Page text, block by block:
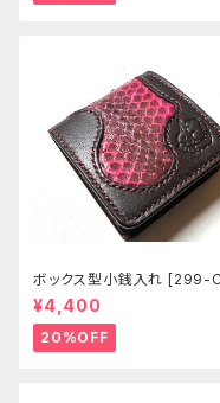
ボックス型小銭入れ [299-
¥4,400
20%OFF